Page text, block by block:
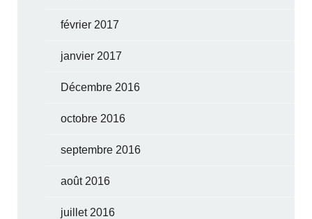
février 2017
janvier 2017
Décembre 2016
octobre 2016
septembre 2016
août 2016
juillet 2016